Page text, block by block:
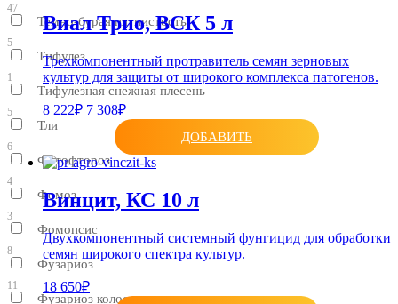
47
Темно-бурая пятнистость
5
Тифулез
1
Тифулезная снежная плесень
5
Тли
6
Фитофтороз
4
Фомоз
3
Фомопсис
8
Фузариоз
11
Фузариоз колоса
Виал Трио, ВСК 5 л
Трехкомпонентный протравитель семян зерновых
культур для защиты от широкого комплекса патогенов.
8 222₽ 7 308₽
ДОБАВИТЬ
Винцит, КС 10 л
Двухкомпонентный системный фунгицид для обработки
семян широкого спектра культур.
18 650₽